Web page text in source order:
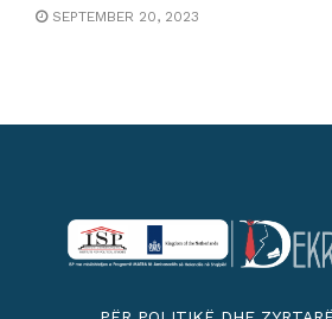
SEPTEMBER 20, 2023